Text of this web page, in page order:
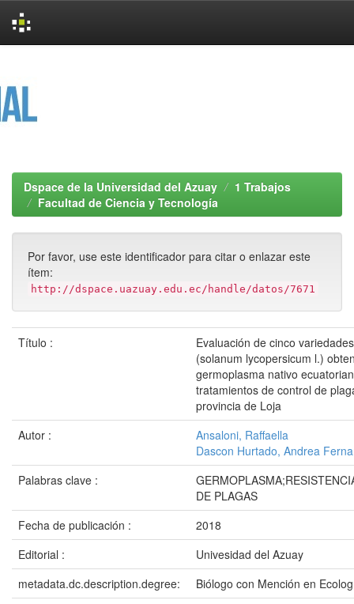
Dspace de la Universidad del Azuay
1 Trabajos
Facultad de Ciencia y Tecnología
Por favor, use este identificador para citar o enlazar este
ítem:
http://dspace.uazuay.edu.ec/handle/datos/7671
Título :
Evaluación de cinco
(solanum lycopersicum l.)
germoplasma nativo
tratamientos de control de
provincia de Loja
Autor :
Ansaloni, Raffaella
Dascon Hurtado, Andrea
Palabras clave :
DE PLAGAS
Fecha de publicación :
2018
Editorial :
Univesidad del Azuay
metadata.dc.description.degree:
Biólogo con Mención en